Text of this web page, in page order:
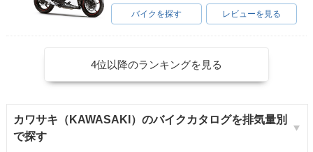
バイクを探す レビューを見る
4位以降のランキングを見る
カワサキ（KAWASAKI）のバイクカタログを排気量別
で探す